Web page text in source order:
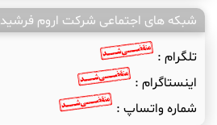
شبکه های اجتماعی شرکت اروم فرشید
تلگرام :
اینستاگرام :
شماره واتساپ :